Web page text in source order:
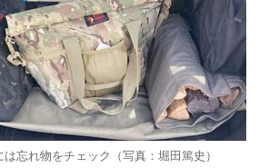
忘れ物をチェック（写真：堀田篤史）